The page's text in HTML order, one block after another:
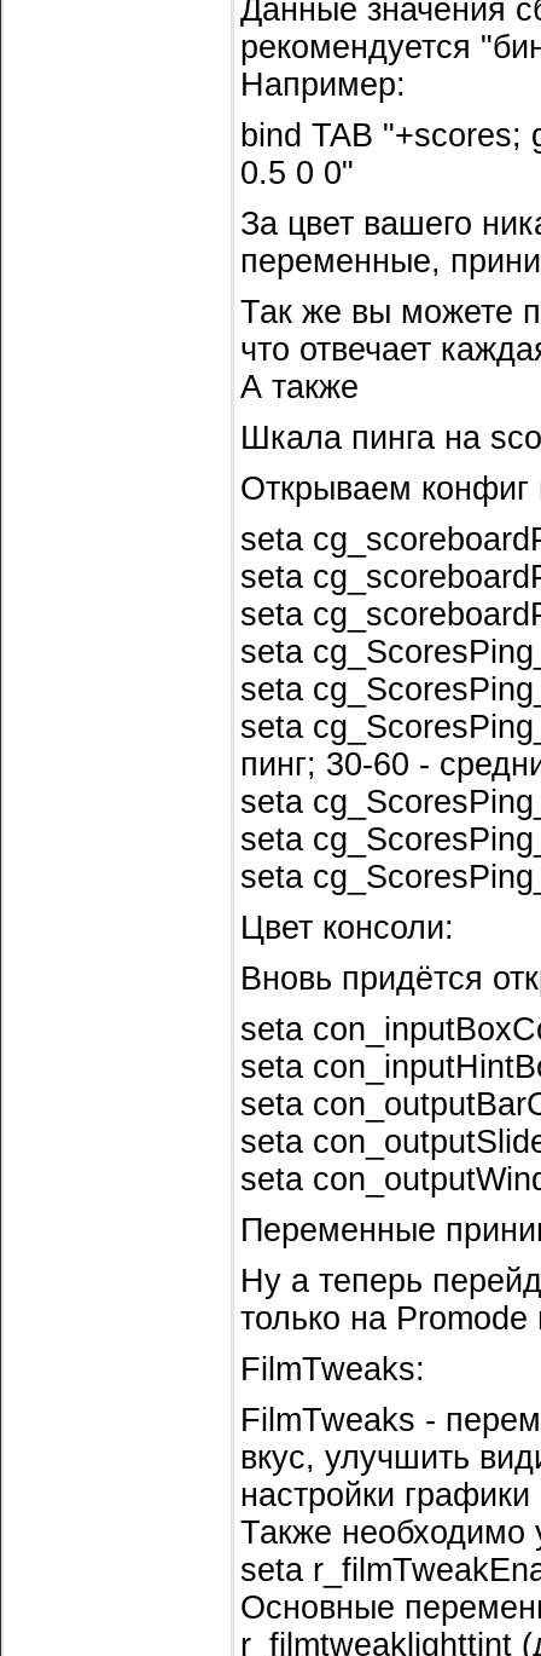
Данные значения
рекомендуется
Например:
bind TAB "+scores;
0.5 0 0"
За цвет вашего
переменные,
Так же вы можете
что отвечает
А также
Шкала пинга на
Открываем конфиг
seta
seta
seta
seta
seta
seta
пинг; 30-60 -
seta
seta
seta
Цвет консоли:
Вновь придётся
seta
seta
seta
seta
seta
Переменные
Ну а теперь
только на
FilmTweaks:
FilmTweaks -
вкус, улучшить
настройки
Также необходимо
seta
Основные
r_filmtweaklighttint